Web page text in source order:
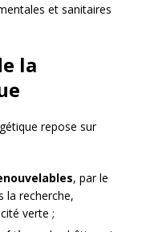
et sanitaires
la
repose sur
, par le
la recherche,
verte ;